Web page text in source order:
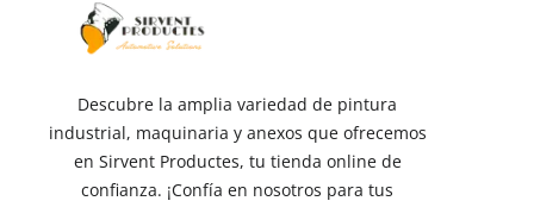
Descubre la amplia variedad de pintura
industrial, maquinaria y anexos que ofrecemos
en Sirvent Productes, tu tienda online de
confianza. ¡Confía en nosotros para tus